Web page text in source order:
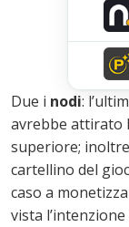
Due i nodi:
avrebbe attirato
superiore;
cartellino del
caso a
vista